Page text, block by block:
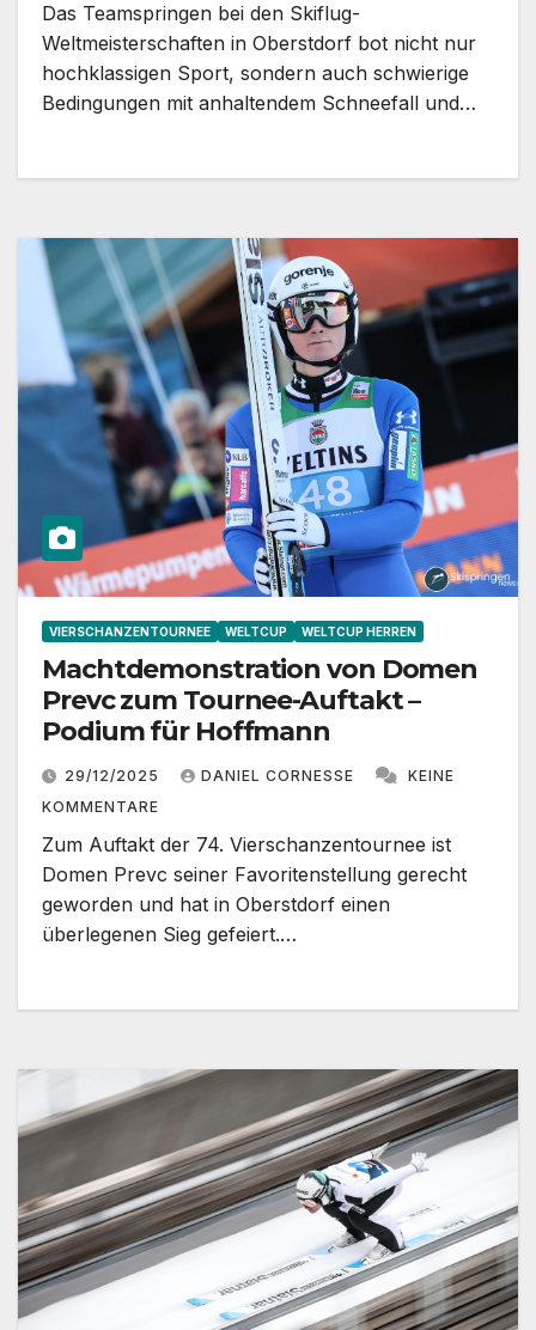
Das Teamspringen bei den Skiflug-
Weltmeisterschaften in Oberstdorf bot nicht nur
hochklassigen Sport, sondern auch schwierige
Bedingungen mit anhaltendem Schneefall und…
VIERSCHANZENTOURNEE WELTCUP WELTCUP HERREN
Machtdemonstration von Domen
Prevc zum Tournee-Auftakt –
Podium für Hoffmann
29/12/2025 DANIEL CORNESSE
KEINE
KOMMENTARE
Zum Auftakt der 74. Vierschanzentournee ist
Domen Prevc seiner Favoritenstellung gerecht
geworden und hat in Oberstdorf einen
überlegenen Sieg gefeiert.…